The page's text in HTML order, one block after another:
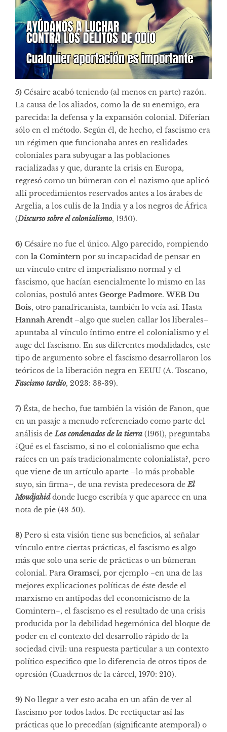
5) Césaire acabó teniendo (al menos en parte) razón.
La causa de los aliados, como la de su enemigo, era
parecida: la defensa y la expansión colonial. Diferían
sólo en el método. Según él, de hecho, el fascismo era
un régimen que funcionaba antes en realidades
coloniales para subyugar a las poblaciones
racializadas y que, durante la crisis en Europa,
regresó como un búmeran con el nazismo que aplicó
allí procedimientos reservados antes a los árabes de
Argelia, a los culis de la India y a los negros de África
(Discurso sobre el colonialismo, 1950).
6) Césaire no fue el único. Algo parecido, rompiendo
con la Comintern por su incapacidad de pensar en
un vínculo entre el imperialismo normal y el
fascismo, que hacían esencialmente lo mismo en las
colonias, postuló antes George Padmore.WEB Du
Bois, otro panafricanista, también lo veía así. Hasta
Hannah Arendt –algo que suelen callar los liberales–
apuntaba al vínculo íntimo entre el colonialismo y el
auge del fascismo. En sus diferentes modalidades, este
tipo de argumento sobre el fascismo desarrollaron los
teóricos de la liberación negra en EEUU (A. Toscano,
Fascismo tardío, 2023: 38-39).
7) Ésta, de hecho, fue también la visión de Fanon, que
en un pasaje a menudo referenciado como parte del
análisis de Los condenados de la tierra (1961), preguntaba
¿Qué es el fascismo, si no el colonialismo que echa
raíces en un país tradicionalmente colonialista?, pero
que viene de un artículo aparte –lo más probable
suyo, sin firma–, de una revista predecesora de El
Moudjahiddonde luego escribía y que aparece en una
nota de pie (48-50).
8) Pero si esta visión tiene sus beneficios, al señalar
vínculo entre ciertas prácticas, el fascismo es algo
más que solo una serie de prácticas o un búmeran
colonial. Para Gramsci, por ejemplo −en una de las
mejores explicaciones políticas de éste desde el
marxismo en antípodas del economicismo de la
Comintern−, el fascismo es el resultado de una crisis
producida por la debilidad hegemónica del bloque de
poder en el contexto del desarrollo rápido de la
sociedad civil: una respuesta particular a un contexto
político especifico que lo diferencia de otros tipos de
opresión (Cuadernos de la cárcel, 1970: 210).
9) No llegar a ver esto acaba en un afán de ver al
fascismo por todos lados. De reetiquetar así las
prácticas que lo precedían (significante atemporal) o